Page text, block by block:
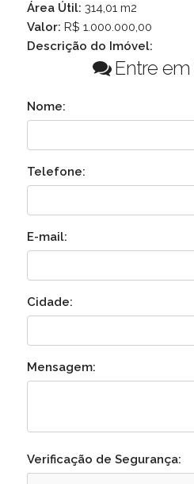
Área Útil: 314,01 m2
Valor: R$ 1.000.000,00
Descrição do Imóvel:
Entre em
Nome:
Telefone:
E-mail:
Cidade:
Mensagem:
Verificação de Segurança: